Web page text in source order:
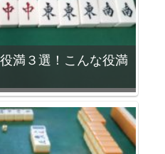
満３選！こんな役満